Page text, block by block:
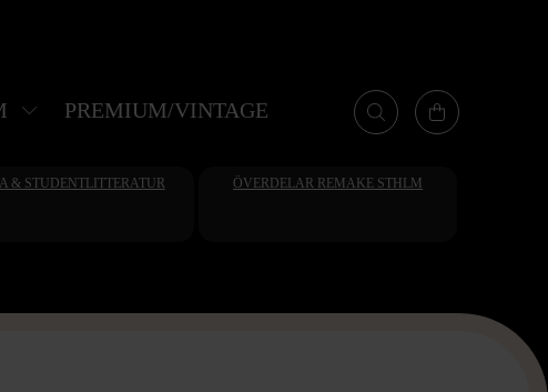
PREMIUM/VINTAGE
& STUDENTLITTERATUR ÖVERDELAR REMAKE STHLM